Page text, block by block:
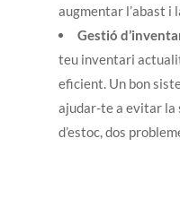
augmentar l’abast i
Gestió
teu inventari
eficient. Un bon
ajudar-te a evitar la
d’estoc, dos